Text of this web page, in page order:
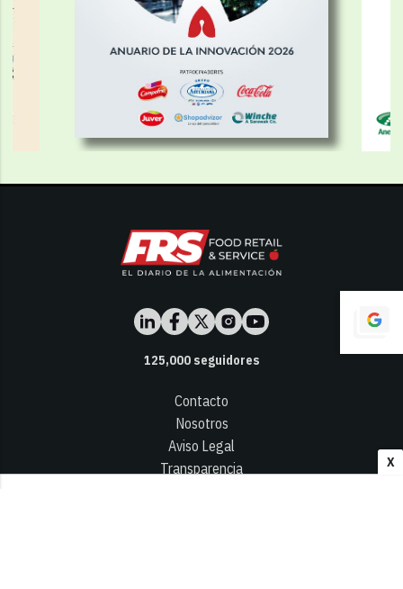
X
125,000seguidores
Contacto
Nosotros
Aviso Legal
Transparencia